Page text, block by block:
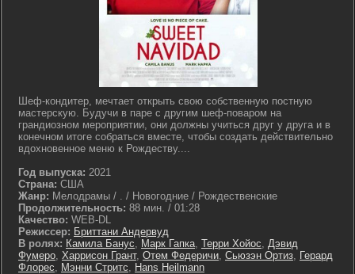
Шеф-кондитер, мечтает открыть свою собственную постную
мастерскую. Будучи в паре с другим шеф-поваром на
грандиозном мероприятии, они должны учиться друг у друга и в
конечном итоге собраться вместе, чтобы создать действительно
вдохновенное меню к Рождеству....
Год выпуска: 2021
Страна: США
Жанр: Мелодрамы / . / Новогодние / Рождественские
Продолжительность: 88 мин. / 01:28
Качество: WEB-DL
Режиссер: Бриттани Андервуд
В ролях: Камила Банус, Марк Гапка, Терри Хойос, Дэвид
Фумеро, Харрисон Грант, Отем Федеричи, Сьюзэн Ортиз, Герард
Флорес, Мэнни Стритс, Hans Heilmann